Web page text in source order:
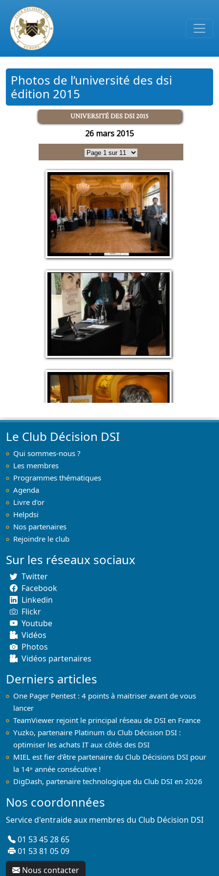
Passer au contenu principal
Photos de l’université des dsi
édition 2015
Le Club Décision DSI
Qui sommes-nous ?
Les membres
Programmes thématiques
Agenda
Livre d'or
Helpdsi
Nos partenaires
Rejoindre le club
Sur les réseaux sociaux
Twitter
Facebook
Linkedin
Flickr
Youtube
Vidéos
Photos
Vidéos partenaires
Derniers articles
One Pager Pentest : 4 points à maitriser avant de vous
lancer
TeamViewer rejoint le principal réseau de DSI en France
Yuzko, partenaire Platinum du Club Décision DSI :
optimiser les achats IT aux côtés des DSI
MIEL est fier d’être partenaire du Club Décisions DSI pour
la 14ᵉ année consécutive !
DigDash, partenaire technologique du Club DSI en 2026
Nos coordonnées
Service d'entraide aux membres du Club Décision DSI
01 53 45 28 65
01 53 81 05 09
Nous contacter